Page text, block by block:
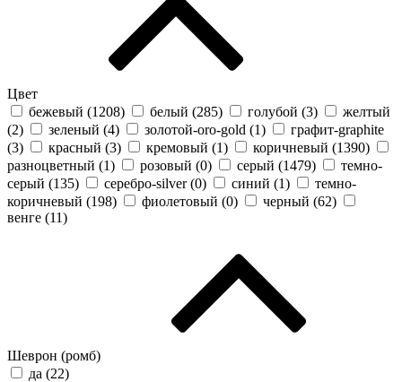
Цвет
бежевый (1208) белый (285) голубой (3)
желтый
(2) зеленый (4) золотой-oro-gold (1)
графит-graphite
(3) красный (3) кремовый (1) коричневый (1390)
разноцветный (1) розовый (0) серый (1479)
темно-
серый (135) серебро-silver (0) синий (1)
темно-
коричневый (198) фиолетовый (0) черный (62)
венге (11)
Шеврон (ромб)
да (22)